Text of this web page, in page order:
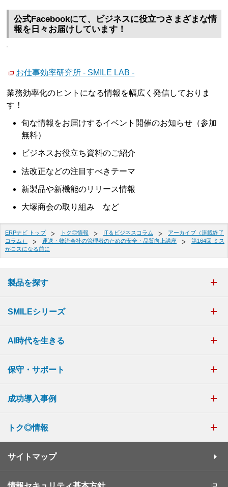
公式Facebookにて、ビジネスに役立つさまざまな情
報を日々お届けしています！
お仕事効率研究所 - SMILE LAB -
業務効率化のヒントになる情報を幅広く発信しておりま
す！
旬な情報をお届けするイベント開催のお知らせ（参加
無料）
ビジネスお役立ち資料のご紹介
法改正などの注目すべきテーマ
新製品や新機能のリリース情報
大塚商会の取り組み など
ERPナビ トップ トク◎情報 IT＆ビジネスコラム
アーカイブ（連載終了
コラム）
運送・物流会社の管理者のための安全・品質向上講座
第164回 ミス
がロスになる前に
製品を探す
SMILEシリーズ
AI時代を生きる
保守・サポート
成功導入事例
トク◎情報
サイトマップ